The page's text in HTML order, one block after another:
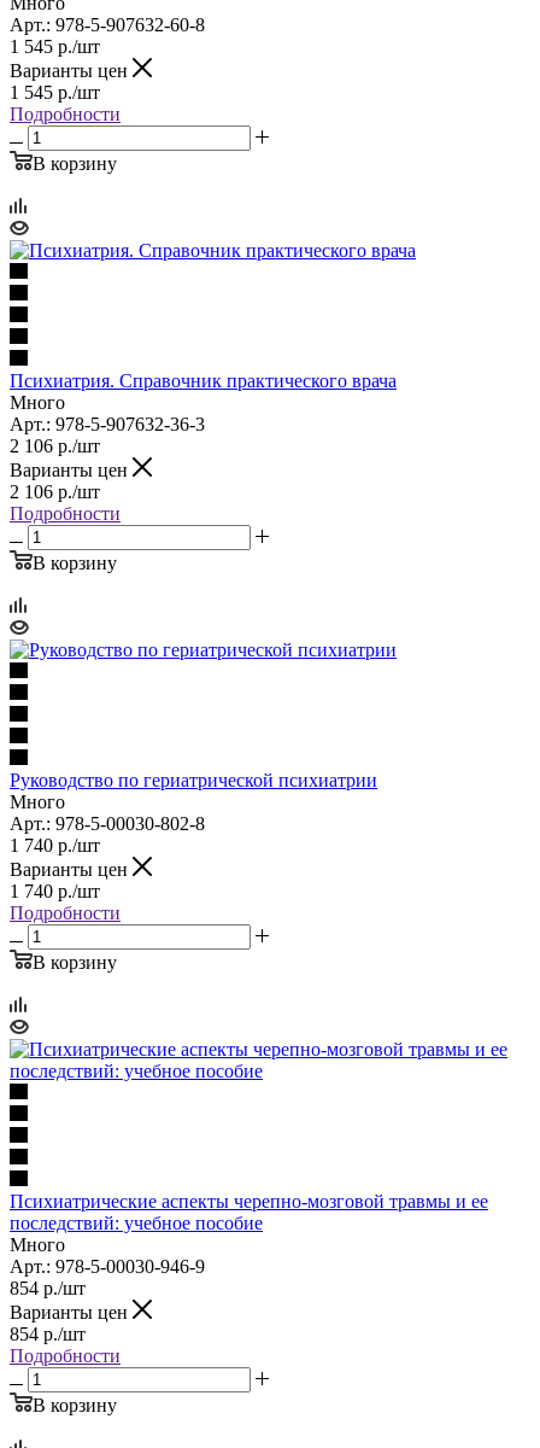
Арт.: 978-5-907632-60-8
1 545 р./шт
Варианты цен
1 545 р./шт
Подробности
В корзину
Психиатрия. Справочник практического врача
Много
Арт.: 978-5-907632-36-3
2 106 р./шт
Варианты цен
2 106 р./шт
Подробности
В корзину
Руководство по гериатрической психиатрии
Много
Арт.: 978-5-00030-802-8
1 740 р./шт
Варианты цен
1 740 р./шт
Подробности
В корзину
Психиатрические аспекты черепно-мозговой травмы и ее
последствий: учебное пособие
Много
Арт.: 978-5-00030-946-9
854 р./шт
Варианты цен
854 р./шт
Подробности
В корзину